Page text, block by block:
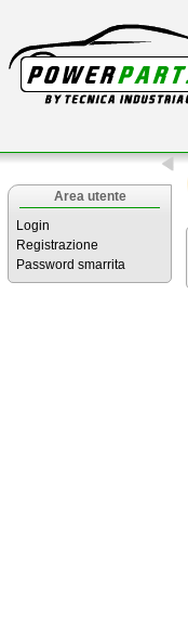
Area utente
Login
Registrazione
Password smarrita